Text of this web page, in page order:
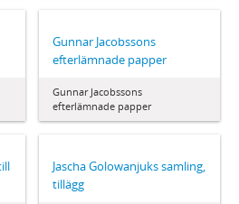
Gunnar Jacobssons
efterlämnade papper
Gunnar Jacobssons
efterlämnade papper
Jascha Golowanjuks samling,
tillägg